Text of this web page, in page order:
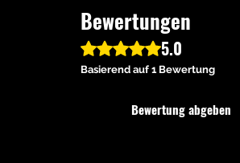
Bewertungen
Mit 5 von 5 Sternen bewertet.
5.0
Basierend auf 1 Bewertung
Bewertung abgeben